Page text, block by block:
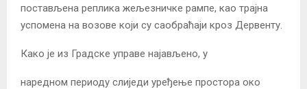
постављена реплика жељезничке рампе, као трајна
успомена на возове који су саобраћаји кроз Дервенту.
Како је из Градске управе најављено, у
наредном периоду слиједи уређење простора око